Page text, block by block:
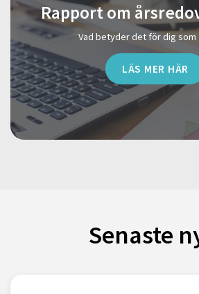
Rapport om
Vad betyder det för dig som
LÄS MER HÄR
Senaste